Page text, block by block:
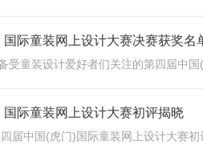
际童装网上设计大赛决赛获奖名
受童装设计爱好者们关注的第四届中
际童装网上设计大赛初评揭晓
届中国(虎门)国际童装网上设计大赛